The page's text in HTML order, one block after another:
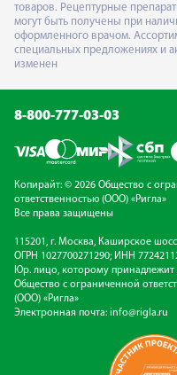
товаров. Рецептурные
могут быть получены при
оформленного врачом.
специальных предложениях и
изменен
8-800-777-03-03
Копирайт: © 2026 Общество с
ответственностью (ООО) «Ригла»
Все права защищены
115201, г. Москва, Каширское
ОГРН 1027700271290; ИНН
Юр. лицо, которому принадлежит
Общество с ограниченной
(ООО) «Ригла»
Электронная почта: info@rigla.ru